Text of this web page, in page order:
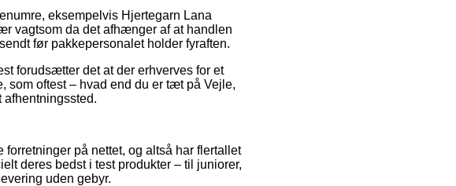
eksempelvis Hjertegarn Lana
vagtsom da det afhænger af at handlen
før pakkepersonalet holder fyraften.
forudsætter det at der erhverves for et
oftest – hvad end du er tæt på Vejle,
afhentningssted.
på nettet, og altså har flertallet
deres bedst i test produkter – til juniorer,
uden gebyr.